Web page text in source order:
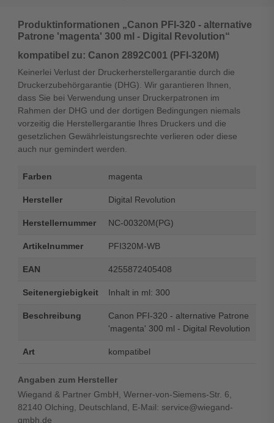
Produktinformationen „Canon PFI-320 - alternative
Patrone 'magenta' 300 ml - Digital Revolution“
kompatibel zu: Canon 2892C001 (PFI-320M)
Keinerlei Verlust der Druckerherstellergarantie durch die
Druckerzubehörgarantie (DHG). Wir garantieren Ihnen,
dass Sie bei Verwendung unser Druckerpatronen im
Rahmen der DHG und der dortigen Bedingungen niemals
vorzeitig die Herstellergarantie Ihres Druckers und die
gesetzlichen Gewährleistungsrechte verlieren oder diese
auch nur gemindert werden.
Farben magenta
Hersteller Digital Revolution
Herstellernummer NC-00320M(PG)
Artikelnummer PFI320M-WB
EAN 4255872405408
Seitenergiebigkeit Inhalt in ml: 300
Beschreibung
Canon PFI-320 - alternative Patrone
'magenta' 300 ml - Digital Revolution
Art kompatibel
Angaben zum Hersteller
Wiegand & Partner GmbH, Werner-von-Siemens-Str. 6,
82140 Olching, Deutschland, E-Mail: service@wiegand-
gmbh.de